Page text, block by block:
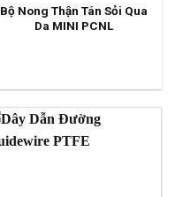
Bộ Nong Thận Tán Sỏi Qua
Da MINI PCNL